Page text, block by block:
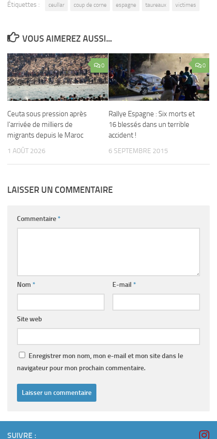
Étiquettes : ceullar coup de corne espagne taureaux victimes
VOUS AIMEREZ AUSSI...
0
Ceuta sous pression après
l’arrivée de milliers de
migrants depuis le Maroc
1 AOÛT 2026
0
Rallye Espagne : Six morts et
16 blessés dans un terrible
accident !
6 SEPTEMBRE 2015
LAISSER UN COMMENTAIRE
Commentaire*
Nom * E-mail *
Site web
Enregistrer mon nom, mon e-mail et mon site dans le
navigateur pour mon prochain commentaire.
SUIVRE :